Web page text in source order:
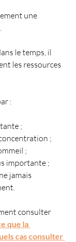
une
le temps, il
les ressources
:
;
;
;
importante ;
jamais
consulter
que la
cas consulter